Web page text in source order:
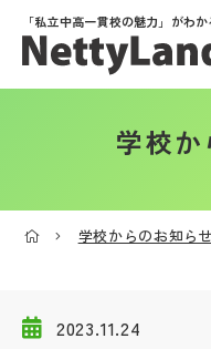
「私立中高一貫校の魅力」がわか
ア
学校選び
学校
学校からのお知らせ
2023.11.24